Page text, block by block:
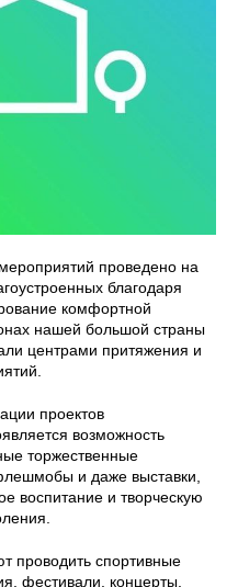
мероприятий проведено на
благодаря
комфортной
нашей большой страны
центрами притяжения и
проектов
возможность
торжественные
и даже выставки,
воспитание и творческую
проводить спортивные
фестивали, концерты,